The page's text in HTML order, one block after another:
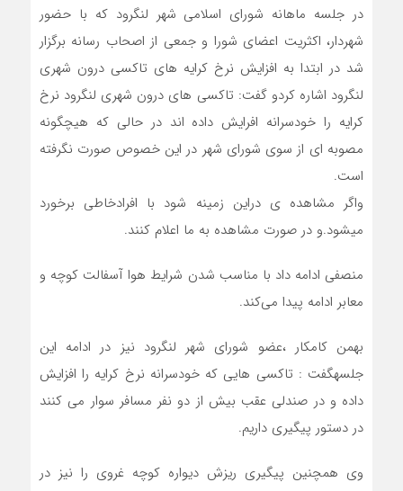
در جلسه ماهانه شورای اسلامی شهر لنگرود که با حضور
شهردار، اکثریت اعضای شورا و جمعی از اصحاب رسانه برگزار
شد در ابتدا به افزایش نرخ کرایه های تاکسی درون شهری
لنگرود اشاره کردو گفت: تاکسی های درون شهری لنگرود نرخ
کرایه را خودسرانه افرایش داده اند در حالی که هیچگونه
مصوبه ای از سوی شورای شهر در این خصوص صورت نگرفته
است.
واگر مشاهده ی دراین زمینه شود با افرادخاطی برخورد
میشود.و در صورت مشاهده به ما اعلام کنند.
منصفی ادامه داد با مناسب شدن شرایط هوا آسفالت کوچه و
معابر ادامه پیدا می‌کند.
بهمن کامکار ،عضو شورای شهر لنگرود نیز در ادامه این
جلسهگفت : تاکسی هایی که خودسرانه نرخ کرایه را افزایش
داده و در صندلی عقب بیش از دو نفر مسافر سوار می کنند
در دستور پیگیری داریم.
وی همچنین پیگیری ریزش دیواره کوچه غروی را نیز در